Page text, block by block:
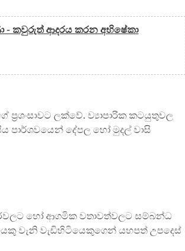
- කවුරුත් ආදරය කරන අභිෂේකා
ලක්වේ. ව්‍යාපාරික කටයුතුවල
පාර්ශවයෙන් දේපල හෝ මුදල් වාසි
හෝ ආගමික වතාවත්වලට සම්බන්ධ
වැනි වැඩිහිටියෙකුගෙන් යහපත් උපදෙස්